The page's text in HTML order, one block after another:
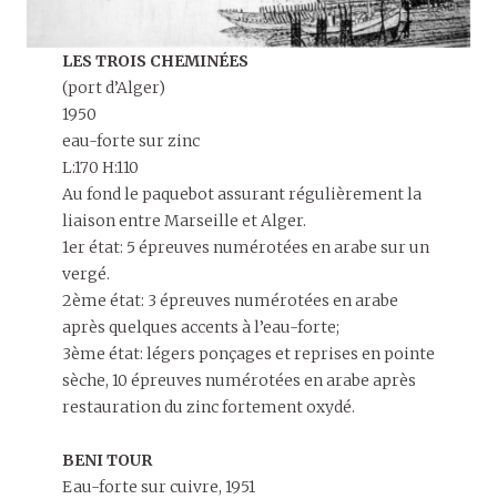
LES TROIS CHEMINÉES
(port d’Alger)
1950
eau-forte sur zinc
L:170 H:110
Au fond le paquebot assurant régulièrement la
liaison entre Marseille et Alger.
1er état: 5 épreuves numérotées en arabe sur un
vergé.
2ème état: 3 épreuves numérotées en arabe
après quelques accents à l’eau-forte;
3ème état: légers ponçages et reprises en pointe
sèche, 10 épreuves numérotées en arabe après
restauration du zinc fortement oxydé.
BENI TOUR
Eau-forte sur cuivre, 1951